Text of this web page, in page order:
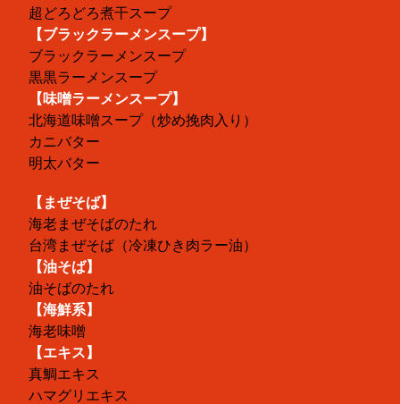
超どろどろ煮干スープ
【ブラックラーメンスープ】
ブラックラーメンスープ
黒黒ラーメンスープ
【味噌ラーメンスープ】
北海道味噌スープ（炒め挽肉入り）
カニバター
明太バター
【まぜそば】
海老まぜそばのたれ
台湾まぜそば（冷凍ひき肉ラー油）
【油そば】
油そばのたれ
【海鮮系】
海老味噌
【エキス】
真鯛エキス
ハマグリエキス